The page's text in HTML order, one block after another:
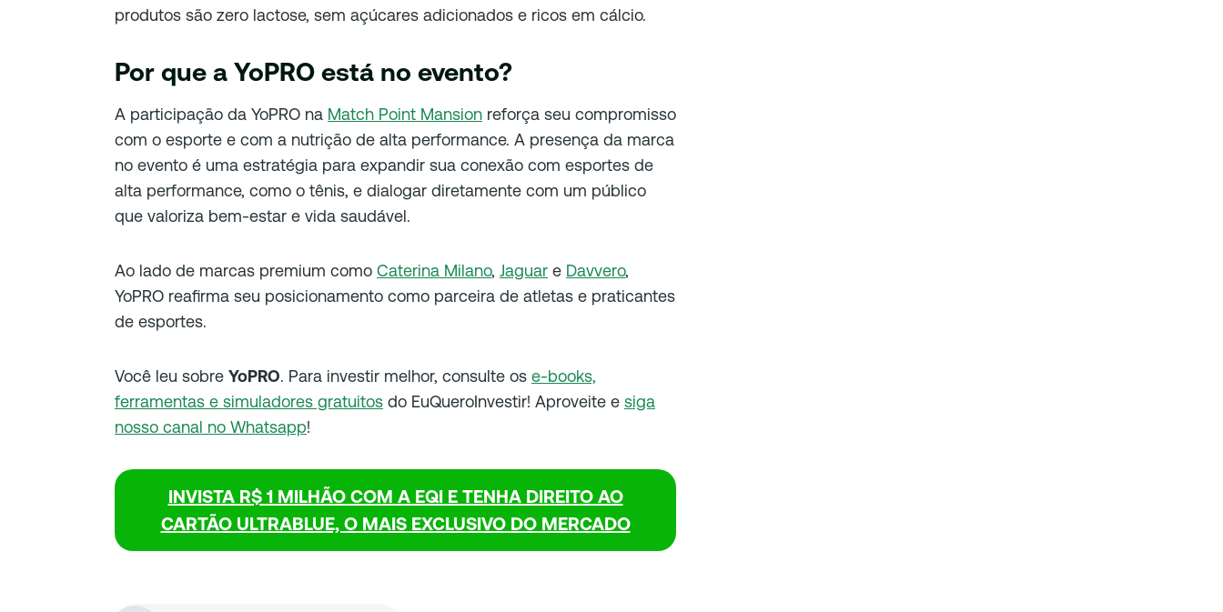
produtos são zero lactose, sem açúcares adicionados e ricos em cálcio.
Por que a YoPRO está no evento?
A participação da YoPRO na Match Point Mansion reforça seu compromisso
com o esporte e com a nutrição de alta performance. A presença da marca
no evento é uma estratégia para expandir sua conexão com esportes de
alta performance, como o tênis, e dialogar diretamente com um público
que valoriza bem-estar e vida saudável.
Ao lado de marcas premium como Caterina Milano, Jaguar e Davvero,
YoPRO reafirma seu posicionamento como parceira de atletas e praticantes
de esportes.
Você leu sobre YoPRO. Para investir melhor, consulte os e-books,
ferramentas e simuladores gratuitos do EuQueroInvestir! Aproveite e siga
nosso canal no Whatsapp!
INVISTA R$ 1 MILHÃO COM A EQI E TENHA DIREITO AO
CARTÃO ULTRABLUE, O MAIS EXCLUSIVO DO MERCADO